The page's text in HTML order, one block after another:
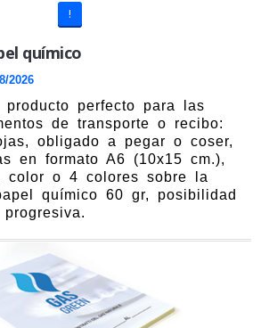
!
químico
2026
perfecto para las
de transporte o recibo:
obligado a pegar o coser,
en formato A6 (10x15 cm.),
color o 4 colores sobre la
químico 60 gr, posibilidad